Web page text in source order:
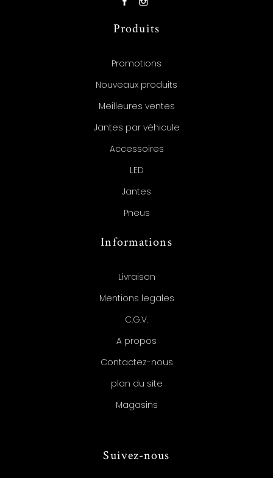
Produits
Promotions
Nouveaux produits
Meilleures ventes
Jantes par véhicule
Accessoires
LED
Jantes
Pneus
Informations
Livraison
Mentions legales
C.G.V.
A propos
Contactez-nous
plan du site
Magasins
Suivez-nous